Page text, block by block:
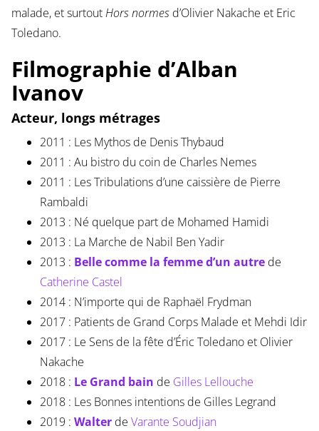
malade, et surtoutHors normesd’Olivier Nakache et Eric
Toledano.
Filmographie d’Alban
Ivanov
Acteur, longs métrages
2011 : Les Mythos de Denis Thybaud
2011 : Au bistro du coin de Charles Nemes
2011 : Les Tribulations d’une caissière de Pierre
Rambaldi
2013 : Né quelque part de Mohamed Hamidi
2013 : La Marche de Nabil Ben Yadir
2013 : Belle comme la femme d’un autre de
Catherine Castel
2014 : N’importe qui de Raphaël Frydman
2017 : Patients de Grand Corps Malade et Mehdi Idir
2017 : Le Sens de la fête d’Éric Toledano et Olivier
Nakache
2018 : Le Grand bain de Gilles Lellouche
2018 : Les Bonnes intentions de Gilles Legrand
2019 : Walterde Varante Soudjian